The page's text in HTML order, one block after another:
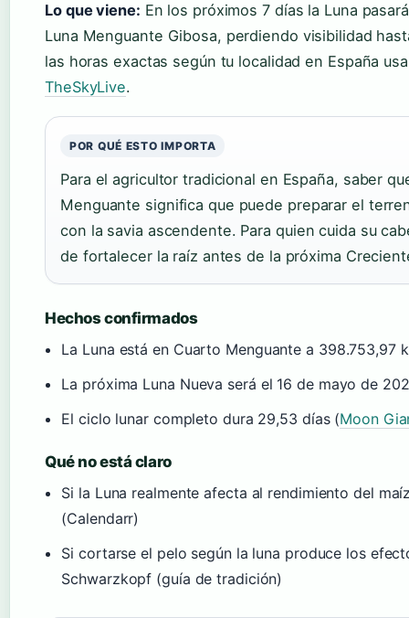
Lo que viene: En los próximos 7 días la Luna
Luna Menguante Gibosa, perdiendo visibilidad
las horas exactas según tu localidad en España
TheSkyLive.
POR QUÉ ESTO IMPORTA
Para el agricultor tradicional en España, saber
Menguante significa que puede preparar el
con la savia ascendente. Para quien cuida su
de fortalecer la raíz antes de la próxima
Hechos confirmados
La Luna está en Cuarto Menguante a 398.753,97
La próxima Luna Nueva será el 16 de mayo de
El ciclo lunar completo dura 29,53 días (Moon
Qué no está claro
Si la Luna realmente afecta al rendimiento del
(Calendarr)
Si cortarse el pelo según la luna produce los
Schwarzkopf (guía de tradición)